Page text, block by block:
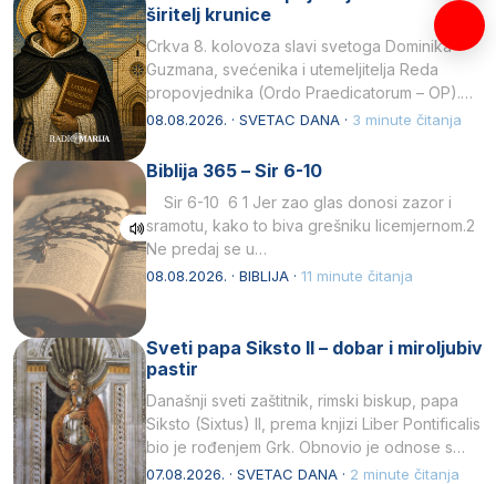
širitelj krunice
Crkva 8. kolovoza slavi svetoga Dominika
Guzmana, svećenika i utemeljitelja Reda
propovjednika (Ordo Praedicatorum – OP).
Svojim životom, dubokom ljubavlju prema
08.08.2026. · SVETAC DANA · 3 minute čitanja
Biblija 365 – Sir 6-10
Sir 6-10 6 1 Jer zao glas donosi zazor i
sramotu, kako to biva grešniku licemjernom.2
Ne predaj se u…
08.08.2026. · BIBLIJA · 11 minute čitanja
Sveti papa Siksto II – dobar i miroljubiv
pastir
Današnji sveti zaštitnik, rimski biskup, papa
Siksto (Sixtus) II, prema knjizi Liber Pontificalis
bio je rođenjem Grk. Obnovio je odnose s
afričkim…
07.08.2026. · SVETAC DANA · 2 minute čitanja